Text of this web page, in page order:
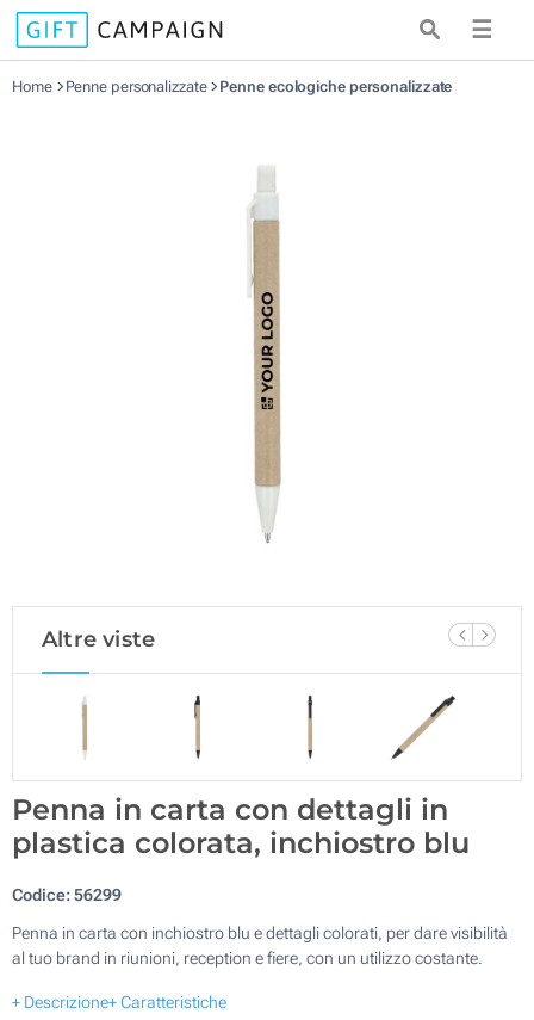
☰
Home Penne personalizzate Penne ecologiche personalizzate
Altre viste
Penna in carta con dettagli in
plastica colorata, inchiostro blu
Codice:56299
Penna in carta con inchiostro blu e dettagli colorati, per dare visibilità
al tuo brand in riunioni, reception e fiere, con un utilizzo costante.
+ Descrizione+ Caratteristiche